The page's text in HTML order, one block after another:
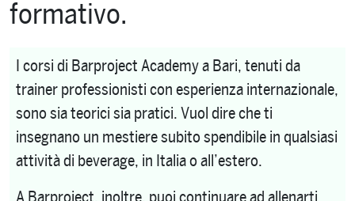
formativo.
I corsi di Barproject Academy a Bari, tenuti da
trainer professionisti con esperienza internazionale,
sono sia teorici sia pratici. Vuol dire che ti
insegnano un mestiere subito spendibile in qualsiasi
attività di beverage, in Italia o all’estero.
A Barproject, inoltre, puoi continuare ad allenarti